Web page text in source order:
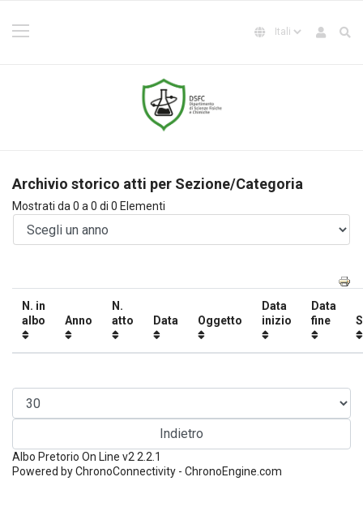
Archivio storico atti per Sezione/Categoria
Mostrati da 0 a 0 di 0 Elementi
N. in
albo
Anno
N.
atto
Data Oggetto
Data
inizio
Data
fine
Indietro
Albo Pretorio On Line v2 2.2.1
Powered by ChronoConnectivity - ChronoEngine.com